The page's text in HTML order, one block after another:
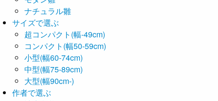
ナチュラル雛
サイズで選ぶ
超コンパクト(幅-49cm)
コンパクト(幅50-59cm)
小型(幅60-74cm)
中型(幅75-89cm)
大型(幅90cm-)
作者で選ぶ